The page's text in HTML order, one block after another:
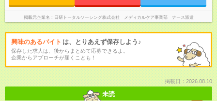
掲載元企業名 日研トータルソーシング株式会社 メディカルケア事業部 ナース派遣
興味のあるバイト は、とりあえず保存しよう♪
保存した求人は、後からまとめて応募できるよ。
企業からアプローチが届くことも！
掲載日：2026.08.10
未読